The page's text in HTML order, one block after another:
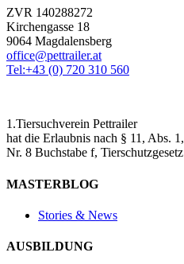
ZVR 140288272
Kirchengasse 18
9064 Magdalensberg
office@pettrailer.at
Tel:+43 (0) 720 310 560
1.Tiersuchverein Pettrailer
hat die Erlaubnis nach § 11, Abs. 1,
Nr. 8 Buchstabe f, Tierschutzgesetz
MASTERBLOG
Stories & News
AUSBILDUNG